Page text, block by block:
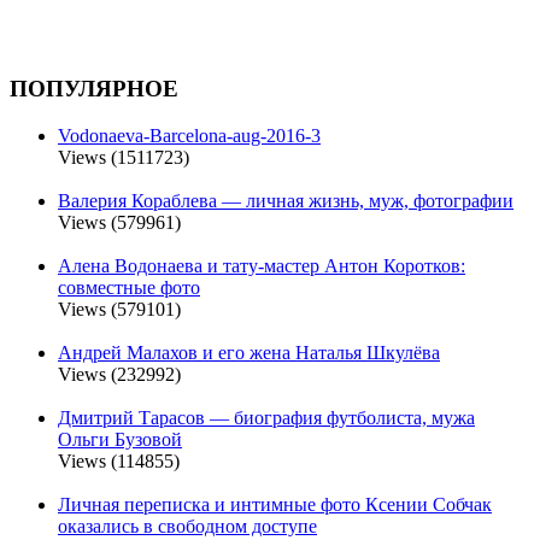
ПОПУЛЯРНОЕ
Vodonaeva-Barcelona-aug-2016-3
Views (1511723)
Валерия Кораблева — личная жизнь, муж, фотографии
Views (579961)
Алена Водонаева и тату-мастер Антон Коротков:
совместные фото
Views (579101)
Андрей Малахов и его жена Наталья Шкулёва
Views (232992)
Дмитрий Тарасов — биография футболиста, мужа
Ольги Бузовой
Views (114855)
Личная переписка и интимные фото Ксении Собчак
оказались в свободном доступе